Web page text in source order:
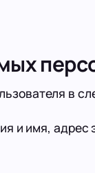
в
и имя, адрес